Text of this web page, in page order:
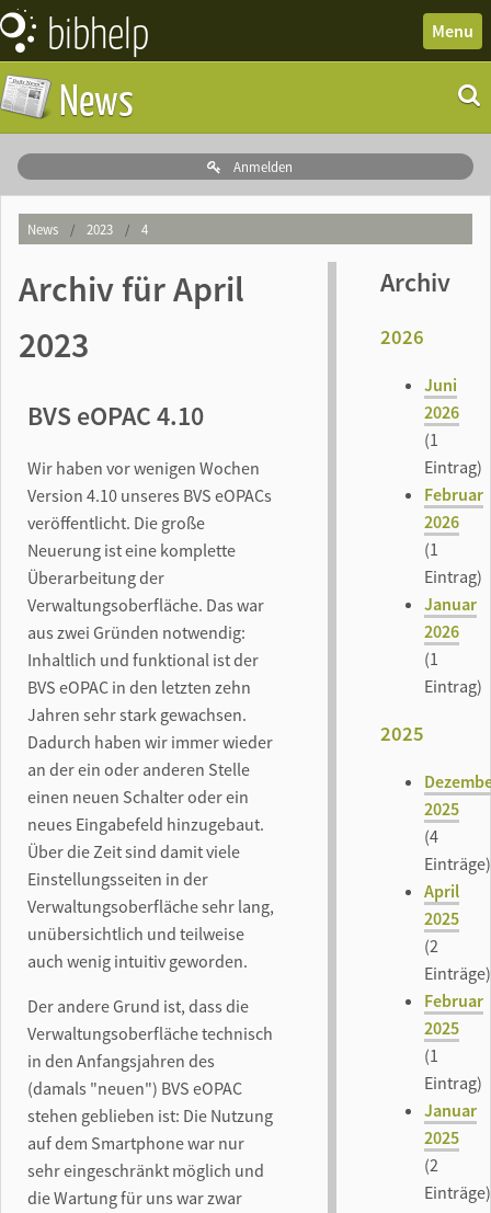
Menu
News
Forum
Wissen
Termine
Downloads
bibhelp
News
Anmelden
News / 2023 / 4
Archiv für April
2023
BVS eOPAC 4.10
Wir haben vor wenigen Wochen
Version 4.10 unseres BVS eOPACs
veröffentlicht. Die große
Neuerung ist eine komplette
Überarbeitung der
Verwaltungsoberfläche. Das war
aus zwei Gründen notwendig:
Inhaltlich und funktional ist der
BVS eOPAC in den letzten zehn
Jahren sehr stark gewachsen.
Dadurch haben wir immer wieder
an der ein oder anderen Stelle
einen neuen Schalter oder ein
neues Eingabefeld hinzugebaut.
Über die Zeit sind damit viele
Einstellungsseiten in der
Verwaltungsoberfläche sehr lang,
unübersichtlich und teilweise
auch wenig intuitiv geworden.
Der andere Grund ist, dass die
Verwaltungsoberfläche technisch
in den Anfangsjahren des
(damals "neuen") BVS eOPAC
stehen geblieben ist: Die Nutzung
auf dem Smartphone war nur
sehr eingeschränkt möglich und
die Wartung für uns war zwar
Archiv
2026
Juni
2026
(1
Eintrag)
Februar
2026
(1
Eintrag)
Januar
2026
(1
Eintrag)
2025
2025
(4
Einträge)
April
2025
(2
Einträge)
Februar
2025
(1
Eintrag)
Januar
2025
(2
Einträge)